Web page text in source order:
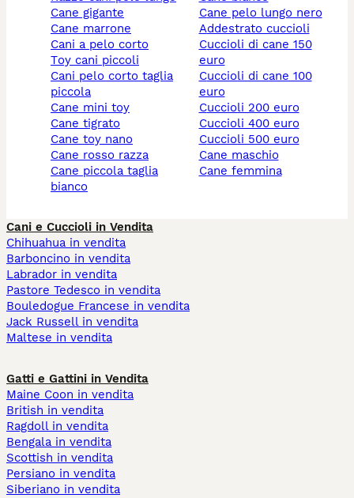
cane gigante
cane marrone
cani a pelo corto
toy cani piccoli
cani pelo corto taglia
piccola
cane mini toy
cane tigrato
cane toy nano
cane rosso razza
cane piccola taglia
bianco
cane pelo lungo nero
addestrato cuccioli
cuccioli di cane 150
euro
cuccioli di cane 100
euro
cuccioli 200 euro
cuccioli 400 euro
cuccioli 500 euro
cane maschio
cane femmina
Cani e Cuccioli in Vendita
Chihuahua in vendita
Barboncino in vendita
Labrador in vendita
Pastore Tedesco in vendita
Bouledogue Francese in vendita
Jack Russell in vendita
Maltese in vendita
Gatti e Gattini in Vendita
Maine Coon in vendita
British in vendita
Ragdoll in vendita
Bengala in vendita
Scottish in vendita
Persiano in vendita
Siberiano in vendita